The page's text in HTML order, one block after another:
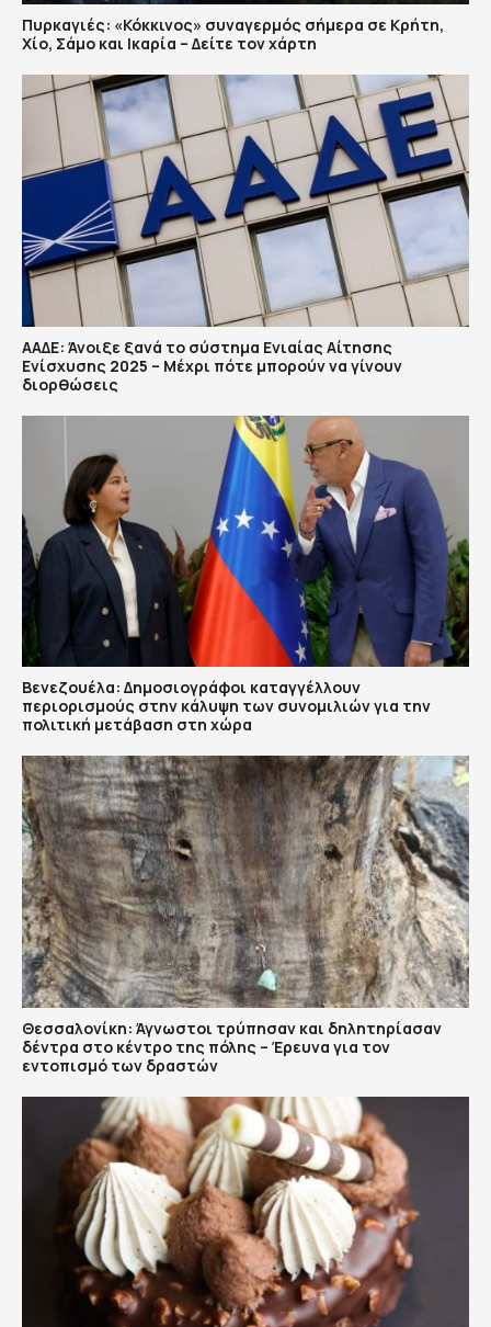
Πυρκαγιές: «Κόκκινος» συναγερμός σήμερα σε Κρήτη,
Χίο, Σάμο και Ικαρία – Δείτε τον χάρτη
ΑΑΔΕ: Άνοιξε ξανά το σύστημα Ενιαίας Αίτησης
Ενίσχυσης 2025 – Μέχρι πότε μπορούν να γίνουν
διορθώσεις
Βενεζουέλα: Δημοσιογράφοι καταγγέλλουν
περιορισμούς στην κάλυψη των συνομιλιών για την
πολιτική μετάβαση στη χώρα
Θεσσαλονίκη: Άγνωστοι τρύπησαν και δηλητηρίασαν
δέντρα στο κέντρο της πόλης – Έρευνα για τον
εντοπισμό των δραστών